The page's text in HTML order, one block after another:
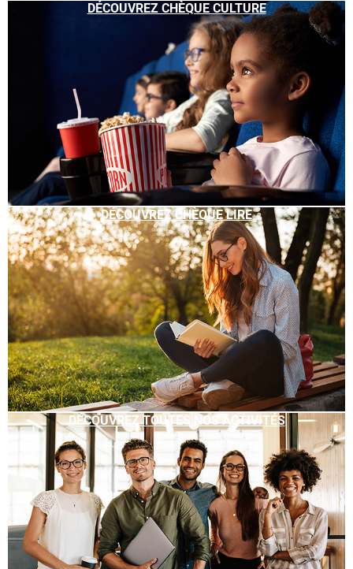
DÉCOUVREZ CHÈQUE CULTURE
DÉCOUVREZ CHÈQUE LIRE
DÉCOUVREZ TOUTES NOS ACTIVITÉS